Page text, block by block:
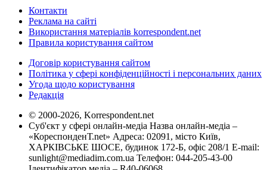
Контакти
Реклама на сайті
Використання матеріалів korrespondent.net
Правила користування сайтом
Договір користування сайтом
Політика у сфері конфіденційності і персональних даних
Угода щодо користування
Редакція
© 2000-2026, Korrespondent.net
Суб'єкт у сфері онлайн-медіа Назва онлайн-медіа –
«КореспонденТ.net» Адреса: 02091, місто Київ,
ХАРКІВСЬКЕ ШОСЕ, будинок 172-Б, офіс 208/1 E-mail:
sunlight@mediadim.com.ua Телефон: 044-205-43-00